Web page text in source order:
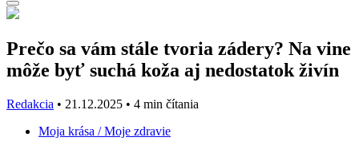
Prečo sa vám stále tvoria zádery? Na vine
môže byť suchá koža aj nedostatok živín
Redakcia • 21.12.2025 • 4 min čítania
Moja krása / Moje zdravie